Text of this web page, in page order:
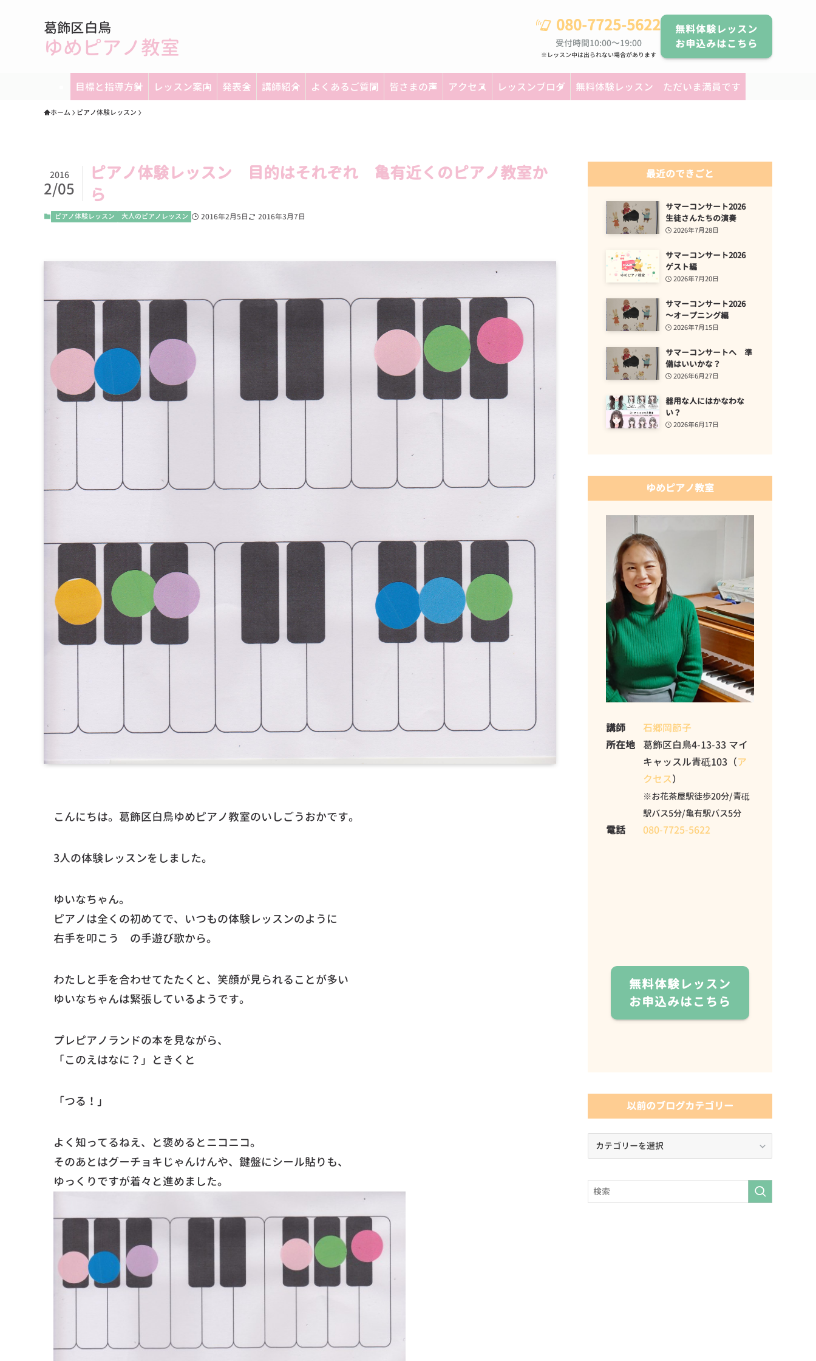
葛飾区白鳥
ゆめピアノ教室
080-7725-5622
受付時間10:00～19:00
※レッスン中は出られない場合があります
無料体験レッスン
お申込みはこちら
目標と指導方針 レッスン案内 発表会 講師紹介 よくあるご質問 皆さまの声 アクセス レッスンブログ 無料体験レッスン ただいま満員です
ホーム ピアノ体験レッスン
ピアノ体験レッスン 目的はそれぞれ 亀有近くのピアノ教室か
ら
2016
2/05
ピアノ体験レッスン 大人のピアノレッスン 2016年2月5日 2016年3月7日
こんにちは。葛飾区白鳥ゆめピアノ教室のいしごうおかです。
3人の体験レッスンをしました。
ゆいなちゃん。
ピアノは全くの初めてで、いつもの体験レッスンのように
右手を叩こう の手遊び歌から。
わたしと手を合わせてたたくと、笑顔が見られることが多い
ゆいなちゃんは緊張しているようです。
プレピアノランドの本を見ながら、
「このえはなに？」ときくと
「つる！」
よく知ってるねえ、と褒めるとニコニコ。
そのあとはグーチョキじゃんけんや、鍵盤にシール貼りも、
ゆっくりですが着々と進めました。
最近のできごと
サマーコンサート2026
生徒さんたちの演奏
2026年7月28日
サマーコンサート2026
ゲスト編
2026年7月20日
サマーコンサート2026
～オープニング編
2026年7月15日
サマーコンサートへ 準
備はいいかな？
2026年6月27日
器用な人にはかなわな
い？
2026年6月17日
ゆめピアノ教室
講師
石郷岡節子
所在地
葛飾区白鳥4-13-33 マイ
キャッスル青砥103（ア
クセス）
※お花茶屋駅徒歩20分/青砥
駅バス5分/亀有駅バス5分
電話 080-7725-5622
無料体験レッスン
お申込みはこちら
以前のブログカテゴリー
ブ
ロ
グ